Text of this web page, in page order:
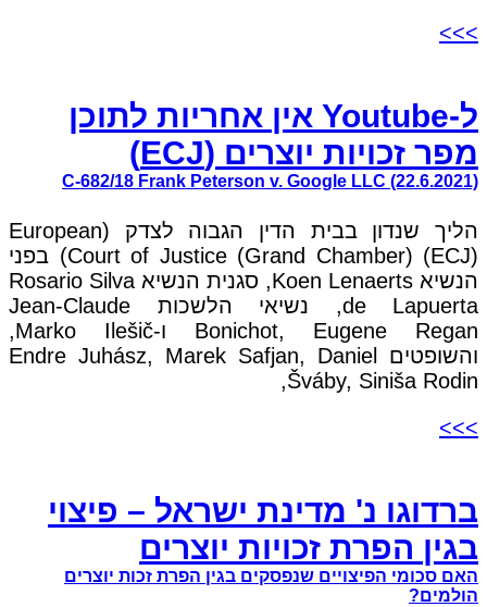
>>>
ל-Youtube אין אחריות לתוכן
מפר זכויות יוצרים (ECJ)
C-682/18 Frank Peterson v. Google LLC (22.6.2021)
הליך שנדון בבית הדין הגבוה לצדק (European
Court of Justice (Grand Chamber) (ECJ)) בפני
הנשיא Koen Lenaerts, סגנית הנשיא Rosario Silva
de Lapuerta, נשיאי הלשכות Jean-Claude
Bonichot, Eugene Regan ו-Marko Ilešič,
והשופטים Endre Juhász, Marek Safjan, Daniel
Šváby, Siniša Rodin,
>>>
ברדוגו נ' מדינת ישראל – פיצוי
בגין הפרת זכויות יוצרים
האם סכומי הפיצויים שנפסקים בגין הפרת זכות יוצרים
הולמים?